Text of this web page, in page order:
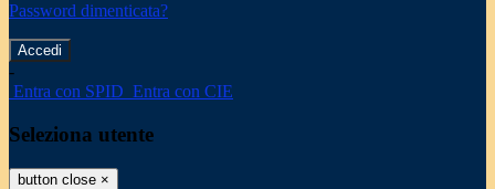
Password dimenticata?
-
Entra con SPID Entra con CIE
Seleziona utente
button close ×